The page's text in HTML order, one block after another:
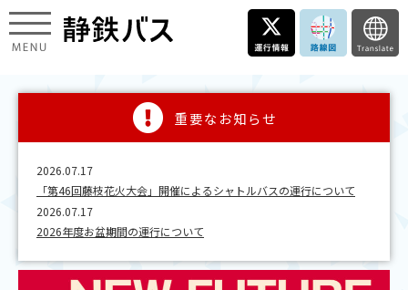
重要なお知らせ
2026.07.17
「第46回藤枝花火大会」開催によるシャトルバスの運行について
2026.07.17
2026年度お盆期間の運行について